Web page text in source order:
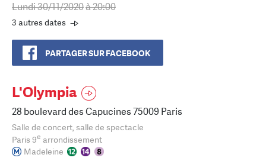
Lundi 30/11/2020à 20:00
3 autres dates
PARTAGER SUR FACEBOOK
L'Olympia
28 boulevard des Capucines 75009 Paris
Salle de concert, salle de spectacle
Paris 9e arrondissement
Madeleine